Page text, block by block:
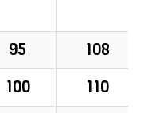
95
108
100 110